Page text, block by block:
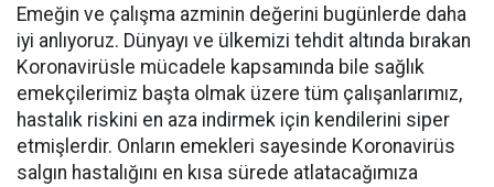
Emeğin ve çalışma azminin değerini bugünlerde daha
iyi anlıyoruz. Dünyayı ve ülkemizi tehdit altında bırakan
Koronavirüsle mücadele kapsamında bile sağlık
emekçilerimiz başta olmak üzere tüm çalışanlarımız,
hastalık riskini en aza indirmek için kendilerini siper
etmişlerdir. Onların emekleri sayesinde Koronavirüs
salgın hastalığını en kısa sürede atlatacağımıza